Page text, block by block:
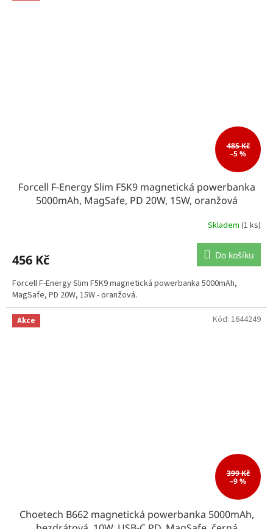
485 Kč
–5 %
Forcell F-Energy Slim F5K9 magnetická powerbanka
5000mAh, MagSafe, PD 20W, 15W, oranžová
Skladem (1 ks)
456 Kč Do košíku
Forcell F-Energy Slim F5K9 magnetická powerbanka 5000mAh,
MagSafe, PD 20W, 15W - oranžová.
Akce
399 Kč
–9 %
Choetech B662 magnetická powerbanka 5000mAh,
Kód: 1644249